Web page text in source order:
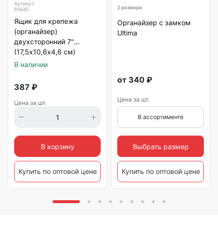
Артикул
65645
Ящик для крепежа
(органайзер)
двухсторонний 7"
(17,5х10,6х4,6 см)
В наличии
387 ₽
Цена за шт.
В корзину
Купить по оптовой цене
2 размера
Органайзер с замком
Ultima
от 340 ₽
Цена за шт.
В ассортименте
Выбрать размер
Купить по оптовой цене